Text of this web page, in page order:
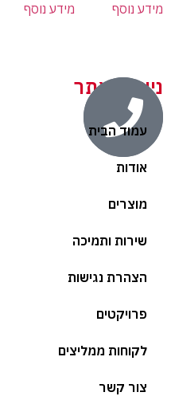
מידע נוסף מידע נוסף
ניווט באתר
עמוד הבית
אודות
מוצרים
שירות ותמיכה
הצהרת נגישות
פרויקטים
לקוחות ממליצים
צור קשר